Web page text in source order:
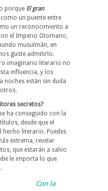
porque El gran
un puente entre
un reconocimiento a
el Imperio Otomano,
musulmán, en
guste admitirlo.
imaginario literario no
influencia, y los
noches están sin duda
secretos?
ha conseguido con la
desde que el
literario. Puedes
extrema, revelar
que estarán a salvo
le importa lo que
Con la